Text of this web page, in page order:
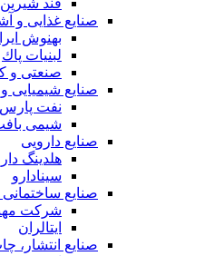
قند
صنایع غذايی و
بهنوش
لبنيات پاك
صنعتی و
صنایع شیمیایی
نفت پارس
شیمی
صنایع دارویی
هلدینگ
سینادارو
صنایع
شرکت
ایتالران
صنایع انتشار،